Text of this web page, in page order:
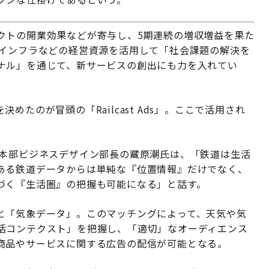
の開業効果などが寄与し、5期連続の増収増益を果た
フラなどの経営資源を活用して「社会課題の解決を
」を通じて、新サービスの創出にも力を入れてい
めたのが冒頭の「Railcast Ads」。ここで活用され
部ビジネスデザイン部長の藏原潮氏は、「鉄道は生活
鉄道データからは単純な『位置情報』だけでなく、
『生活圏』の把握も可能になる」と話す。
気象データ」。このマッチングによって、天気や気
ンテクスト」を把握し、「適切」なオーディエンス
やサービスに関する広告の配信が可能となる。